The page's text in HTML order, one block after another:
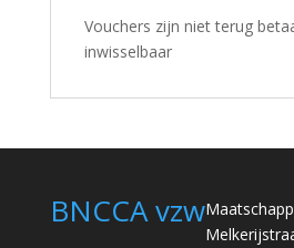
Vouchers zijn niet terug
inwisselbaar
BNCCA vzw